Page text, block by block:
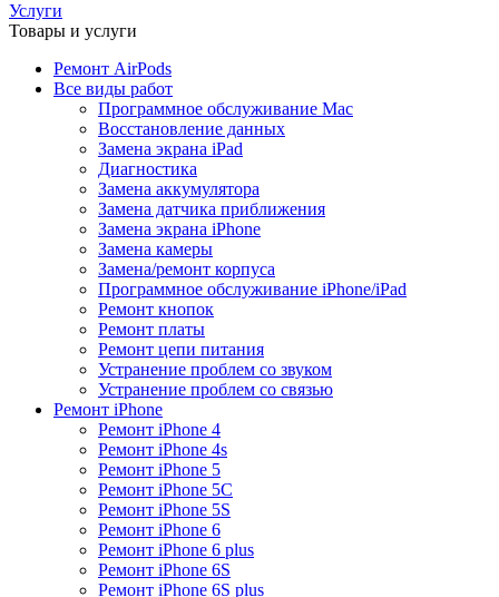
Услуги
Товары и услуги
Ремонт AirPods
Все виды работ
Программное обслуживание Mac
Восстановление данных
Замена экрана iPad
Диагностика
Замена аккумулятора
Замена датчика приближения
Замена экрана iPhone
Замена камеры
Замена/ремонт корпуса
Программное обслуживание iPhone/iPad
Ремонт кнопок
Ремонт платы
Ремонт цепи питания
Устранение проблем со звуком
Устранение проблем со связью
Ремонт iPhone
Ремонт iPhone 4
Ремонт iPhone 4s
Ремонт iPhone 5
Ремонт iPhone 5C
Ремонт iPhone 5S
Ремонт iPhone 6
Ремонт iPhone 6 plus
Ремонт iPhone 6S
Ремонт iPhone 6S plus